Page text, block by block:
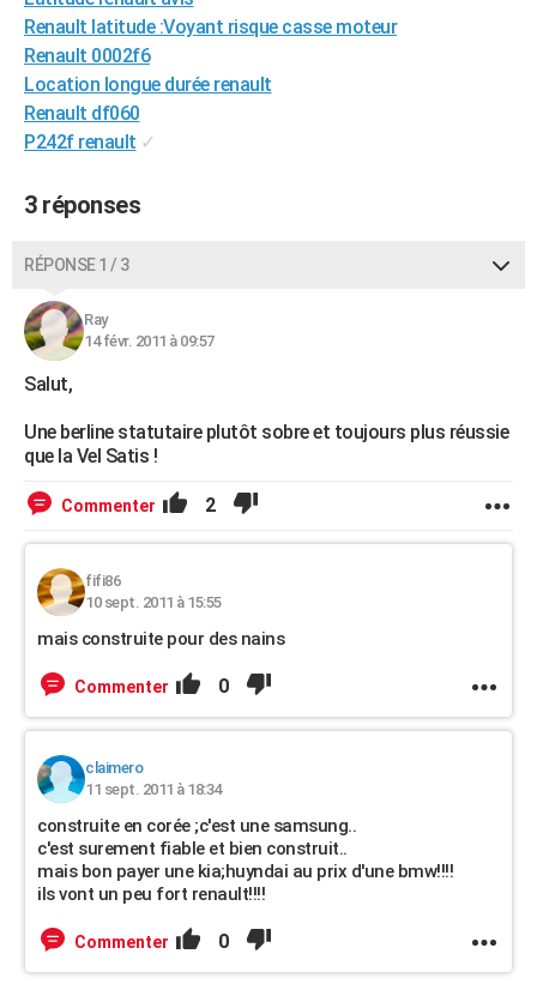
Destinations
City break
Voyage nature
Voyage de noces
Forum
Climat
+PHOTO
GUIDES D'ACHAT
BONS PLANS
Carte de Noël
Carte Bonne année
Carte Saint-Valentin
Carte Pâques
Carte d'anniversaire
DICTIONNAIRE
Dictionnaire
Biographies
Citations
Expressions
Proverbes
PROGRAMME TV
COPAINS D'AVANT
S'inscrire
Se connecter
Lycées
Collèges
Primaires
Universités
Entreprises
Service militaire
Avis de recherche
Bricolage
Lifestyle
Culture
Sport
Auto
Television
Voyage
Cinema
Renault latitude :Voyant risque casse moteur
Renault 0002f6
Location longue durée renault
Renault df060
P242f renault ✓
3 réponses
RÉPONSE 1 / 3
Ray
14 févr. 2011 à 09:57
Salut,
Une berline statutaire plutôt sobre et toujours plus réussie
que la Vel Satis !
Commenter 2
fifi86
10 sept. 2011 à 15:55
mais construite pour des nains
Commenter 0
claimero
11 sept. 2011 à 18:34
construite en corée ;c'est une samsung..
c'est surement fiable et bien construit..
mais bon payer une kia;huyndai au prix d'une bmw!!!!
ils vont un peu fort renault!!!!
Commenter 0